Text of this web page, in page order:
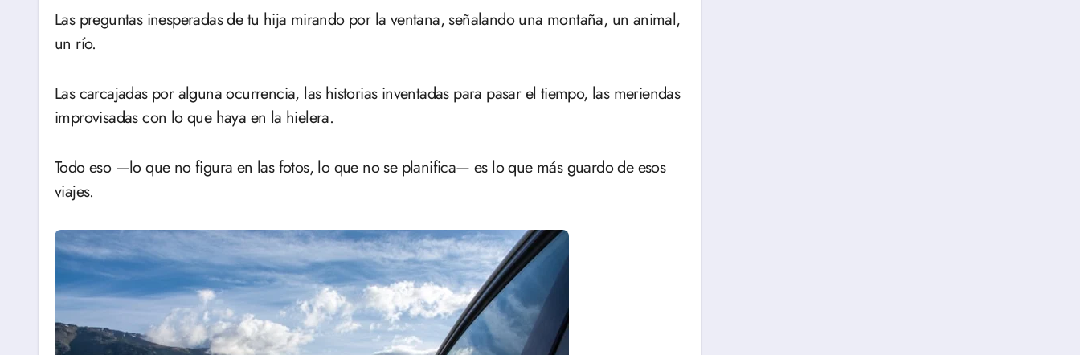
Las preguntas inesperadas de tu hija mirando por la ventana, señalando una montaña, un animal,
un río.
Las carcajadas por alguna ocurrencia, las historias inventadas para pasar el tiempo, las meriendas
improvisadas con lo que haya en la hielera.
Todo eso —lo que no figura en las fotos, lo que no se planifica— es lo que más guardo de esos
viajes.